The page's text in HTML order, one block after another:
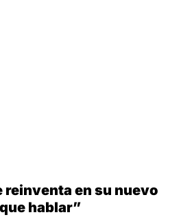
reinventa en su nuevo
hablar”